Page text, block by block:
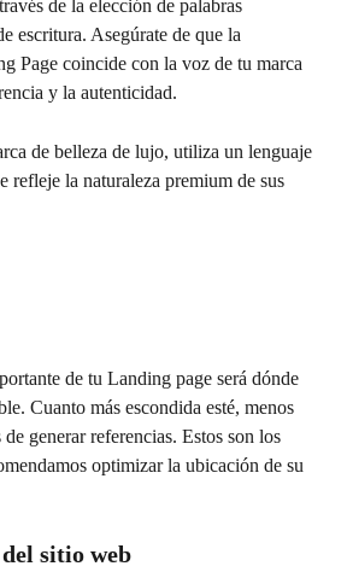
de la elección de palabras
escritura. Asegúrate de que la
Page coincide con la voz de tu marca
y la autenticidad.
de belleza de lujo, utiliza un lenguaje
refleje la naturaleza premium de sus
de tu Landing page será dónde
Cuanto más escondida esté, menos
generar referencias. Estos son los
optimizar la ubicación de su
sitio web